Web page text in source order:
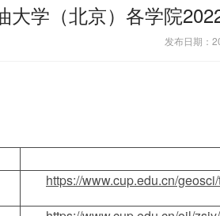
大学（北京）各学院
发布日期：
https://www.cup.edu.cn/